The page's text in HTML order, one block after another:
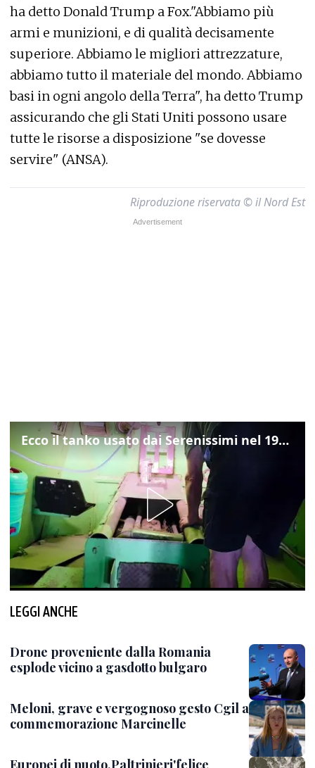
ha detto Donald Trump a Fox."Abbiamo più
armi e munizioni, e di qualità decisamente
superiore. Abbiamo le migliori attrezzature,
abbiamo tutto il materiale del mondo. Abbiamo
basi in ogni angolo della Terra", ha detto Trump
assicurando che gli Stati Uniti possono usare
tutte le risorse a disposizione "se dovesse
servire" (ANSA).
Riproduzione riservata © il Nord Est
Ecco il tanko usato dai Serenissimi nel 1997 per il blitz a San Marco
LEGGI ANCHE
Drone proveniente dalla Romania
esplode vicino a gasdotto bulgaro
Meloni, grave e vergognoso gesto Cgil a
commemorazione Marcinelle
Europei di nuoto,Paltrinieri'felice